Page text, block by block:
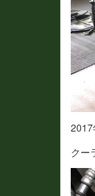
クー